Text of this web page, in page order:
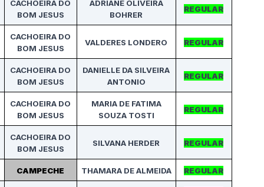
CACHOEIRA DO
BOM JESUS
ADRIANE OLIVEIRA
BOHRER
REGULAR
CACHOEIRA DO
BOM JESUS
VALDERES LONDERO REGULAR
CACHOEIRA DO
BOM JESUS
DANIELLE DA SILVEIRA
ANTONIO
REGULAR
CACHOEIRA DO
BOM JESUS
MARIA DE FATIMA
SOUZA TOSTI
REGULAR
CACHOEIRA DO
BOM JESUS
SILVANA HERDER REGULAR
CAMPECHE THAMARA DE ALMEIDA REGULAR